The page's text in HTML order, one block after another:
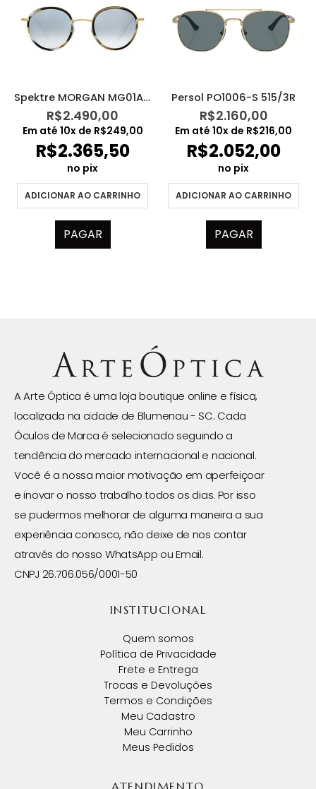
Spektre MORGAN MG01AFT
R$2.490,00
Em até 10x de R$249,00
R$2.365,50
no pix
ADICIONAR AO CARRINHO
PAGAR
Persol PO1006-S 515/3R
R$2.160,00
Em até 10x de R$216,00
R$2.052,00
no pix
ADICIONAR AO CARRINHO
PAGAR
A Arte Óptica é uma loja boutique online e física,
localizada na cidade de Blumenau - SC. Cada
Óculos de Marca é selecionado seguindo a
tendência do mercado internacional e nacional.
Você é a nossa maior motivação em aperfeiçoar
e inovar o nosso trabalho todos os dias. Por isso
se pudermos melhorar de alguma maneira a sua
experiência conosco, não deixe de nos contar
através do nosso WhatsApp ou Email.
CNPJ 26.706.056/0001-50
INSTITUCIONAL
Quem somos
Política de Privacidade
Frete e Entrega
Trocas e Devoluções
Termos e Condições
Meu Cadastro
Meu Carrinho
Meus Pedidos
ATENDIMENTO